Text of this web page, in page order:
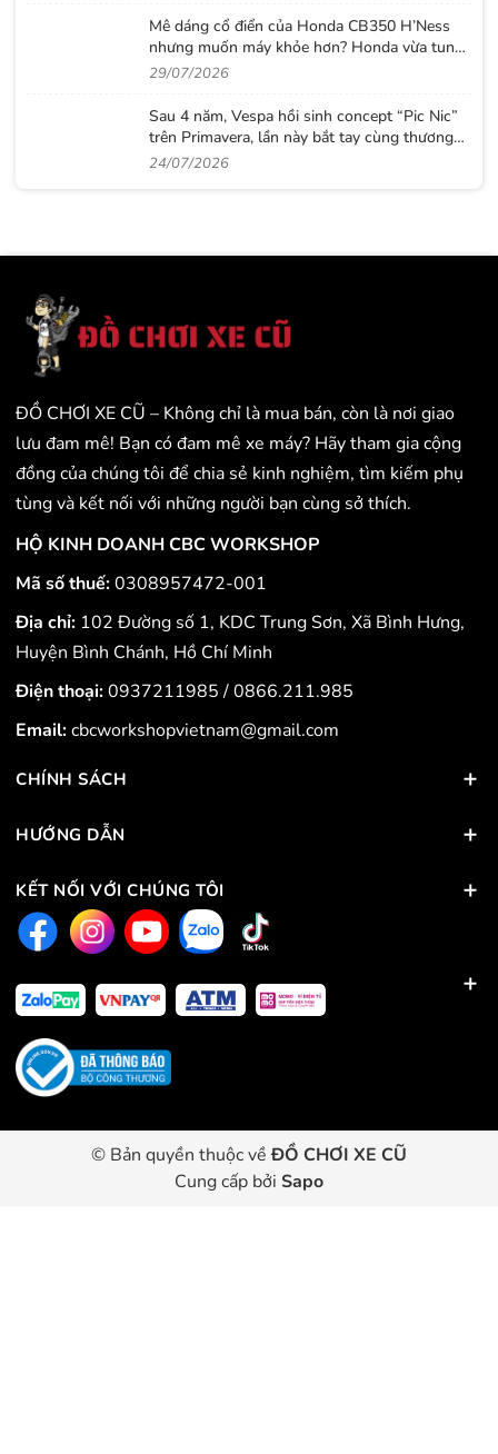
Mê dáng cổ điển của Honda CB350 H’Ness
nhưng muốn máy khỏe hơn? Honda vừa tung
ra lời giải với CB500 mới
29/07/2026
Sau 4 năm, Vespa hồi sinh concept “Pic Nic”
trên Primavera, lần này bắt tay cùng thương
hiệu thời trang Gigi
24/07/2026
ĐỒ CHƠI XE CŨ – Không chỉ là mua bán, còn là nơi giao
lưu đam mê! Bạn có đam mê xe máy? Hãy tham gia cộng
đồng của chúng tôi để chia sẻ kinh nghiệm, tìm kiếm phụ
tùng và kết nối với những người bạn cùng sở thích.
HỘ KINH DOANH CBC WORKSHOP
Mã số thuế:0308957472-001
Địa chỉ: 102 Đường số 1, KDC Trung Sơn, Xã Bình Hưng,
Huyện Bình Chánh, Hồ Chí Minh
Điện thoại:0937211985/0866.211.985
Email:cbcworkshopvietnam@gmail.com
CHÍNH SÁCH
HƯỚNG DẪN
KẾT NỐI VỚI CHÚNG TÔI
© Bản quyền thuộc vềĐỒ CHƠI XE CŨ
Cung cấp bởi Sapo